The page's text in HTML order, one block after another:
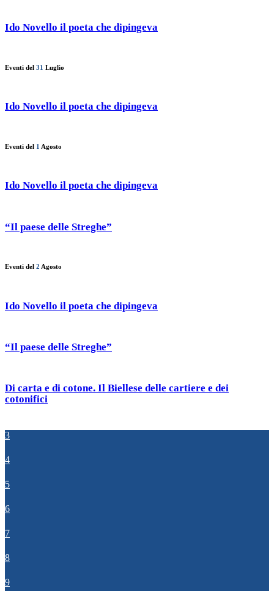
Ido Novello il poeta che dipingeva
Eventi del 31 Luglio
Ido Novello il poeta che dipingeva
Eventi del 1 Agosto
Ido Novello il poeta che dipingeva
“Il paese delle Streghe”
Eventi del 2 Agosto
Ido Novello il poeta che dipingeva
“Il paese delle Streghe”
Di carta e di cotone. Il Biellese delle cartiere e dei
cotonifici
3
4
5
6
7
8
9